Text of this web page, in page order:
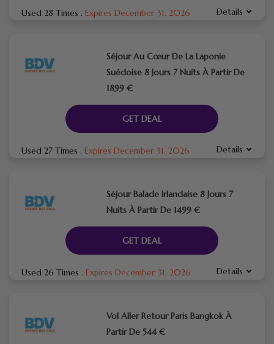
Used 28 Times . Expires December 31, 2026 Details
Séjour Au Cœur De La Laponie
Suédoise 8 Jours 7 Nuits À Partir De
1899 €
GET DEAL
Used 27 Times . Expires December 31, 2026 Details
Séjour Balade Irlandaise 8 Jours 7
Nuits À Partir De 1499 €
GET DEAL
Used 26 Times . Expires December 31, 2026 Details
Vol Aller Retour Paris Bangkok À
Partir De 544 €